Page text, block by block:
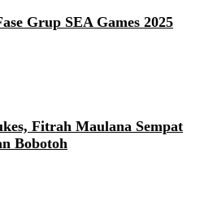
Grup SEA Games 2025
Fitrah Maulana Sempat
Bobotoh